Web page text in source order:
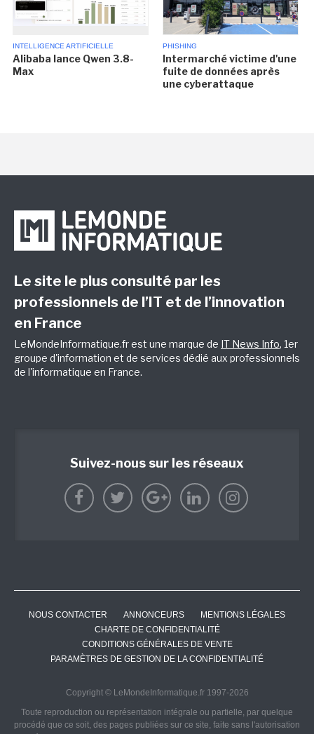
INTELLIGENCE ARTIFICIELLE
Alibaba lance Qwen 3.8-
Max
PHISHING
Intermarché victime d'une
fuite de données après
une cyberattaque
Le site le plus consulté par les
professionnels de l’IT et de l’innovation
en France
LeMondeInformatique.fr est une marque de IT News Info, 1er
groupe d'information et de services dédié aux professionnels
de l'informatique en France.
Suivez-nous sur les réseaux
NOUS CONTACTER ANNONCEURS
MENTIONS LÉGALES
CHARTE DE CONFIDENTIALITÉ
CONDITIONS GÉNÉRALES DE VENTE
PARAMÈTRES DE GESTION DE LA CONFIDENTIALITÉ
Copyright © LeMondeInformatique.fr 1997-2026
Toute reproduction ou représentation intégrale ou partielle, par quelque
procédé que ce soit, des pages publiées sur ce site, faite sans l'autorisation